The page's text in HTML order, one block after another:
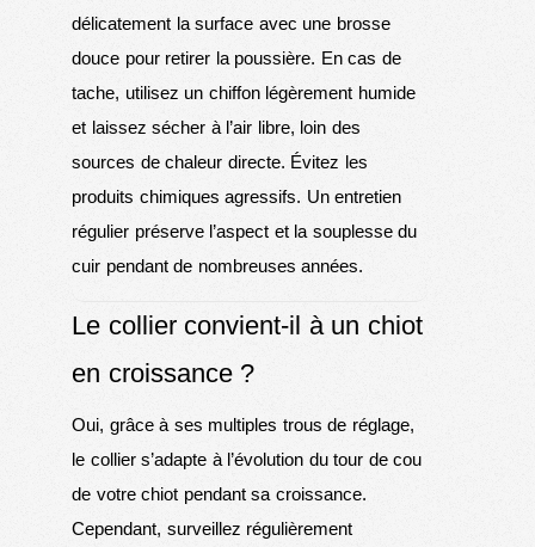
délicatement la surface avec une brosse
douce pour retirer la poussière. En cas de
tache, utilisez un chiffon légèrement humide
et laissez sécher à l’air libre, loin des
sources de chaleur directe. Évitez les
produits chimiques agressifs. Un entretien
régulier préserve l’aspect et la souplesse du
cuir pendant de nombreuses années.
Le collier convient-il à un chiot
en croissance ?
Oui, grâce à ses multiples trous de réglage,
le collier s’adapte à l’évolution du tour de cou
de votre chiot pendant sa croissance.
Cependant, surveillez régulièrement